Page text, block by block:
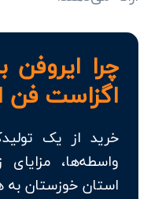
چرا ایروفن
اگزاست فن
خرید از یک
واسطه‌ها، مزایای
استان خوزستان به